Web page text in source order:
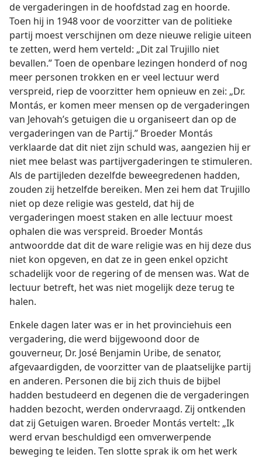
de vergaderingen in de hoofdstad zag en hoorde.
Toen hij in 1948 voor de voorzitter van de politieke
partij moest verschijnen om deze nieuwe religie uiteen
te zetten, werd hem verteld: „Dit zal Trujillo niet
bevallen.” Toen de openbare lezingen honderd of nog
meer personen trokken en er veel lectuur werd
verspreid, riep de voorzitter hem opnieuw en zei: „Dr.
Montás, er komen meer mensen op de vergaderingen
van Jehovah’s getuigen die u organiseert dan op de
vergaderingen van de Partij.” Broeder Montás
verklaarde dat dit niet zijn schuld was, aangezien hij er
niet mee belast was partijvergaderingen te stimuleren.
Als de partijleden dezelfde beweegredenen hadden,
zouden zij hetzelfde bereiken. Men zei hem dat Trujillo
niet op deze religie was gesteld, dat hij de
vergaderingen moest staken en alle lectuur moest
ophalen die was verspreid. Broeder Montás
antwoordde dat dit de ware religie was en hij deze dus
niet kon opgeven, en dat ze in geen enkel opzicht
schadelijk voor de regering of de mensen was. Wat de
lectuur betreft, het was niet mogelijk deze terug te
halen.
Enkele dagen later was er in het provinciehuis een
vergadering, die werd bijgewoond door de
gouverneur, Dr. José Benjamin Uribe, de senator,
afgevaardigden, de voorzitter van de plaatselijke partij
en anderen. Personen die bij zich thuis de bijbel
hadden bestudeerd en degenen die de vergaderingen
hadden bezocht, werden ondervraagd. Zij ontkenden
dat zij Getuigen waren. Broeder Montás vertelt: „Ik
werd ervan beschuldigd een omverwerpende
beweging te leiden. Ten slotte sprak ik om het werk